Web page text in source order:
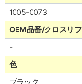
1005-0073
OEM品番/クロスリ
-
色
ブラック